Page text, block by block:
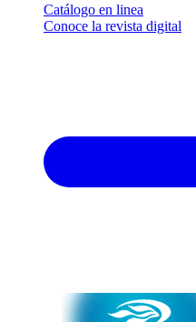
Catálogo en linea
Conoce la revista digital